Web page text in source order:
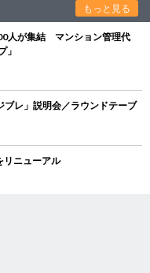
もっと見る
人が集結 マンション管理代
」
レ」説明会／ラウンドテーブ
ニューアル